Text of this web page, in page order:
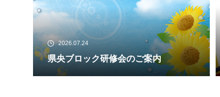
2026.07.24
県央ブロック研修会のご案内